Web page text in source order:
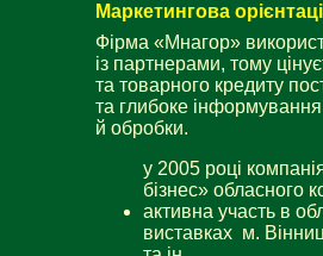
Маркетингова
Фірма «Мнагор»
із партнерами, тому
та товарного кредиту
та глибоке
й обробки.
у 2005 році
бізнес» обласного
активна участь в
виставках м.